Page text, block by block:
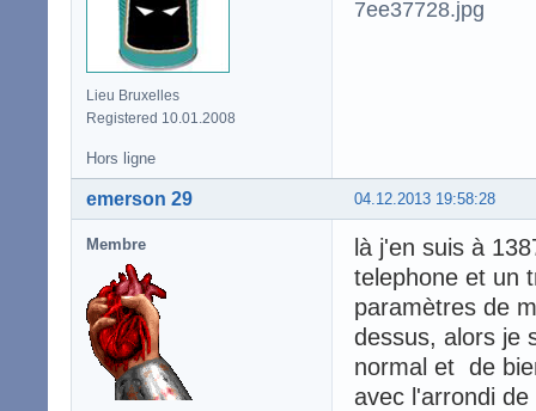
Lieu Bruxelles
Registered 10.01.2008
Hors ligne
04.12.2013 19:58:28
emerson 29
Membre
là j'en suis à
telephone et un
paramètres de
dessus, alors je
normal et de
avec l'arrondi